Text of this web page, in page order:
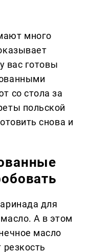
много
вас готовы
со стола за
польской
снова и
для
А в этом
масло
резкость